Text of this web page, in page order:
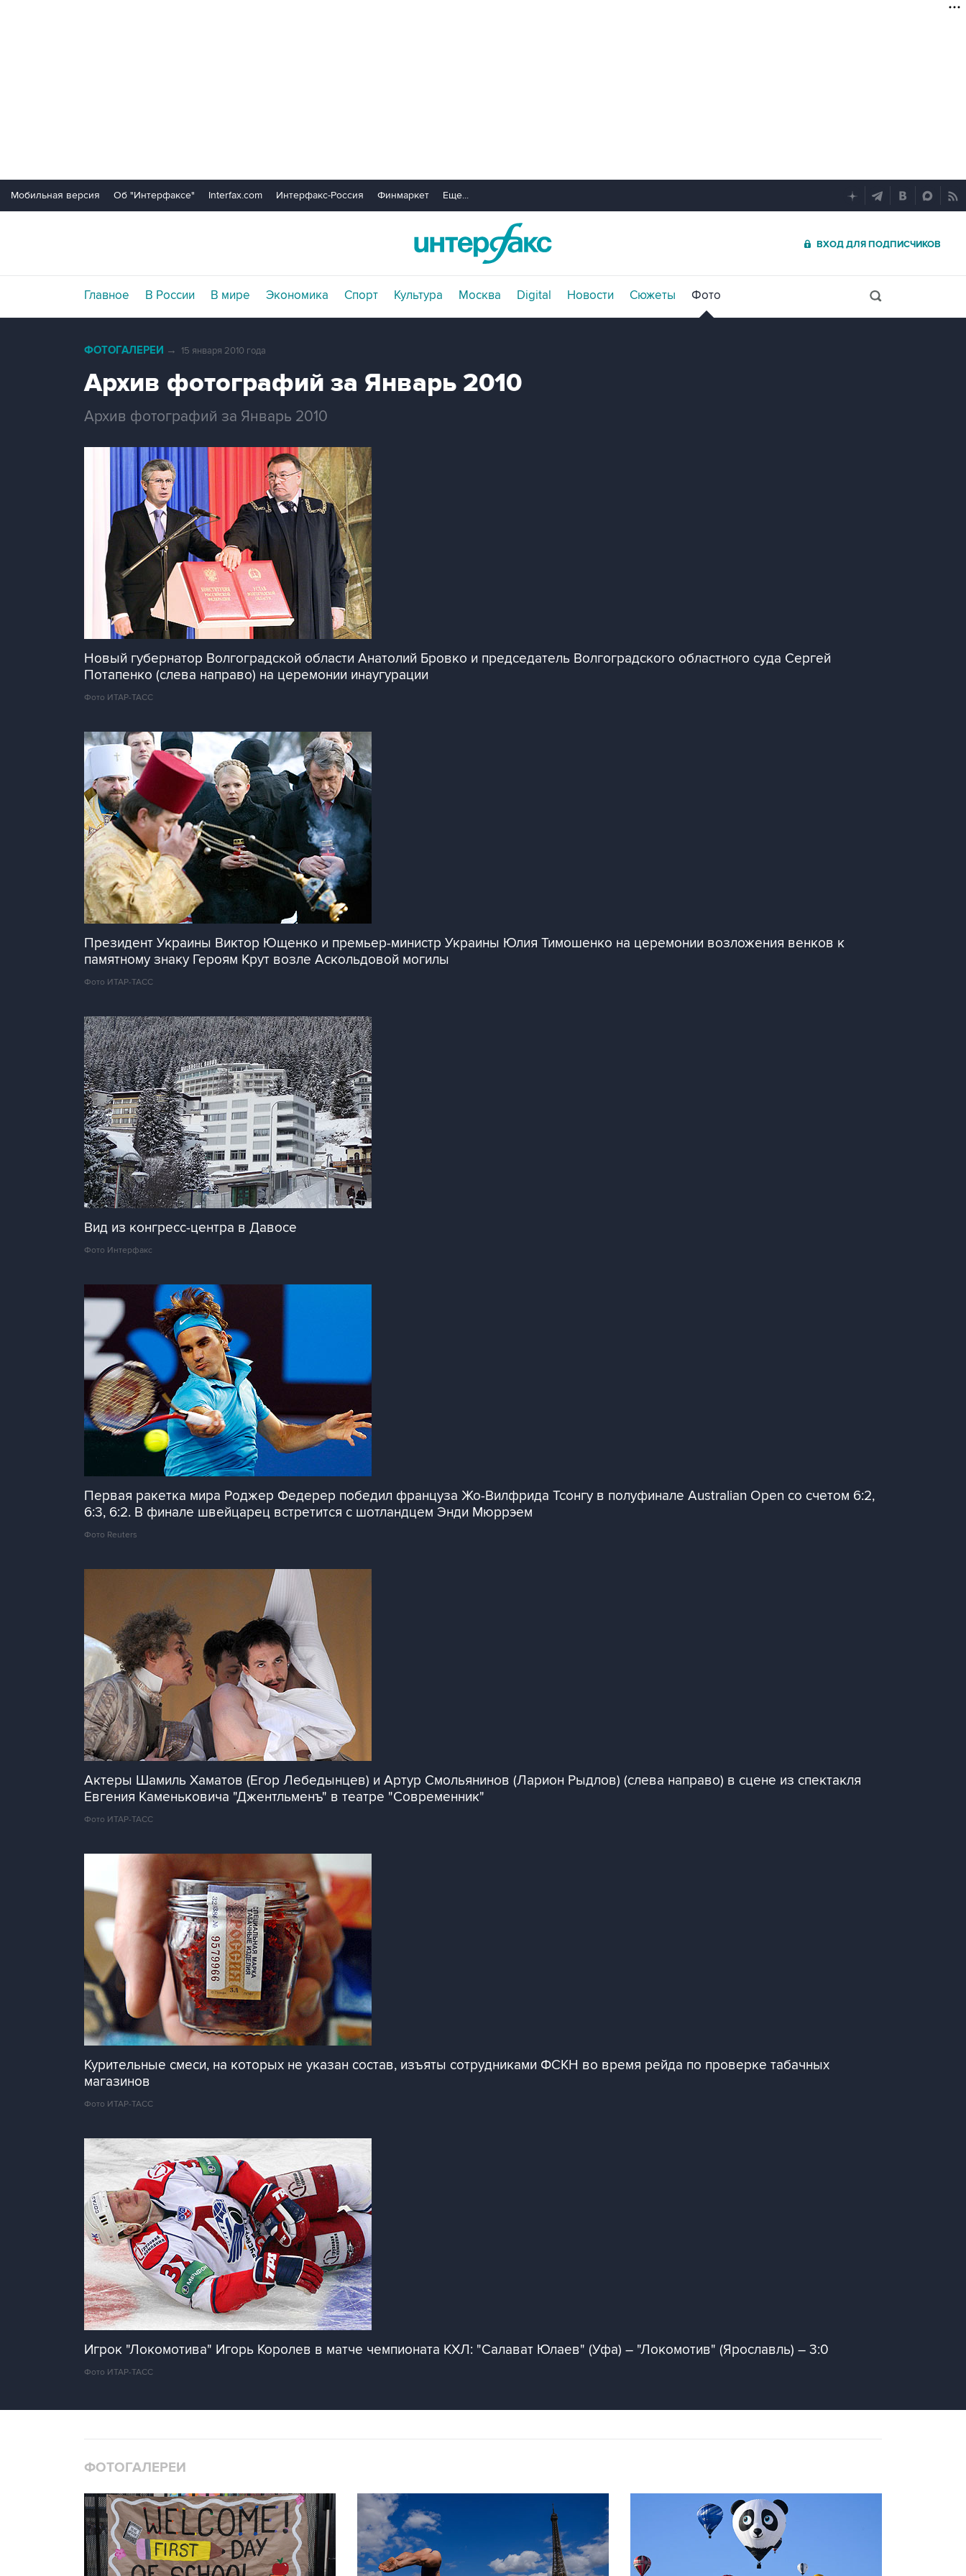
Мобильная версия Об "Интерфаксе" Interfax.com Интерфакс-Россия Финмаркет Еще...
ВХОД ДЛЯ ПОДПИСЧИКОВ
Главное В России В мире Экономика Спорт Культура Москва Digital Новости Сюжеты Фото
ФОТОГАЛЕРЕИ → 15 января 2010 года
Архив фотографий за Январь 2010
Архив фотографий за Январь 2010
Новый губернатор Волгоградской области Анатолий Бровко и председатель Волгоградского областного суда Сергей
Потапенко (слева направо) на церемонии инаугурации
Фото ИТАР-ТАСС
Президент Украины Виктор Ющенко и премьер-министр Украины Юлия Тимошенко на церемонии возложения венков к
памятному знаку Героям Крут возле Аскольдовой могилы
Фото ИТАР-ТАСС
Вид из конгресс-центра в Давосе
Фото Интерфакс
Первая ракетка мира Роджер Федерер победил француза Жо-Вилфрида Тсонгу в полуфинале Australian Open со счетом 6:2,
6:3, 6:2. В финале швейцарец встретится с шотландцем Энди Мюррэем
Фото Reuters
Актеры Шамиль Хаматов (Егор Лебедынцев) и Артур Смольянинов (Ларион Рыдлов) (слева направо) в сцене из спектакля
Евгения Каменьковича "Джентльменъ" в театре "Современник"
Фото ИТАР-ТАСС
Курительные смеси, на которых не указан состав, изъяты сотрудниками ФСКН во время рейда по проверке табачных
магазинов
Фото ИТАР-ТАСС
Игрок "Локомотива" Игорь Королев в матче чемпионата КХЛ: "Салават Юлаев" (Уфа) – "Локомотив" (Ярославль) – 3:0
Фото ИТАР-ТАСС
ФОТОГАЛЕРЕИ